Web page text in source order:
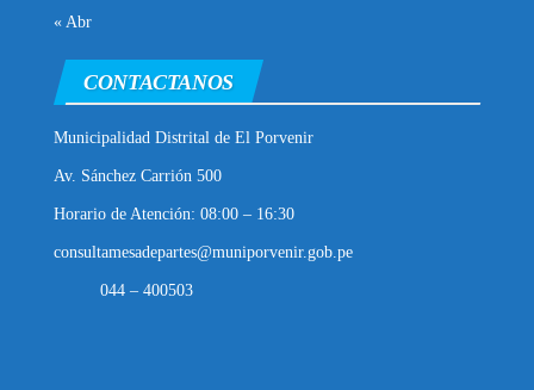
« Abr
CONTACTANOS
Municipalidad Distrital de El Porvenir
Av. Sánchez Carrión 500
Horario de Atención: 08:00 – 16:30
consultamesadepartes@muniporvenir.gob.pe
044 – 400503